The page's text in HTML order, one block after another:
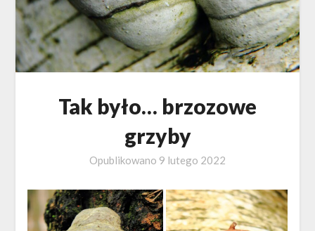
Tak było… brzozowe
grzyby
Opublikowano 9 lutego 2022